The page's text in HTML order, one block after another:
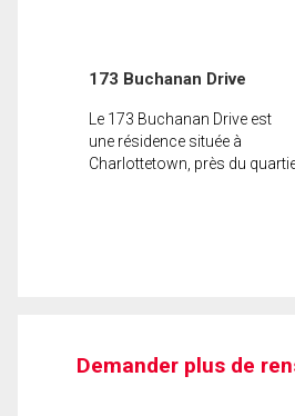
173 Buchanan Drive
Le 173 Buchanan Drive est
une résidence située à
Charlottetown, près du
Demander plus de